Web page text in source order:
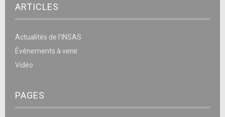
ARTICLES
Actualités de l’INSAS
Événements à venir
Vidéo
PAGES